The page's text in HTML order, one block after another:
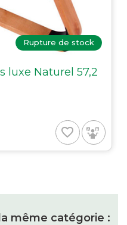
Rupture de stock
luxe Naturel 57,2
favorite_border
même catégorie :